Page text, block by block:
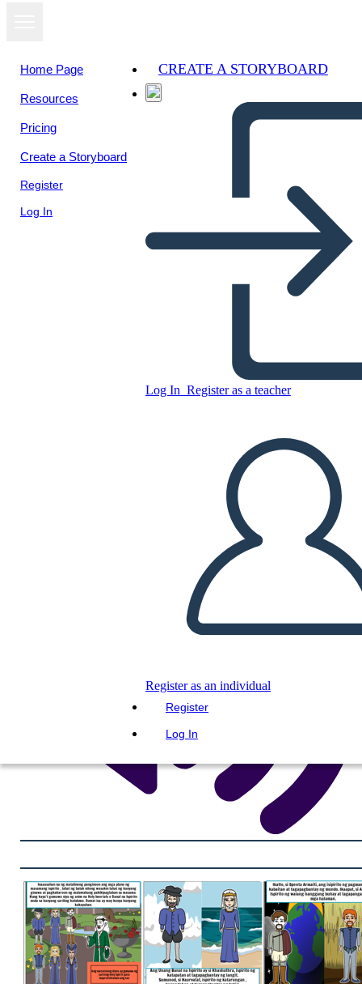
Home Page
Resources
Pricing
Create a Storyboard
Register
Log In
CREATE A STORYBOARD
Log In Register as a teacher
Register as an individual
Register
Log In
CREATE A STORYBOARD
PLAY SLIDESHOW
READ TO ME
View as
slideshow